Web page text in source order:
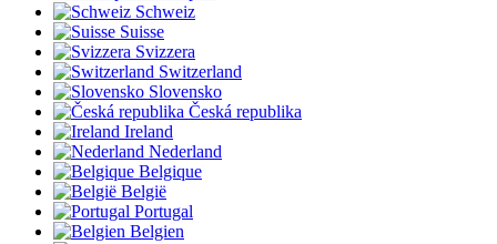
Schweiz
Suisse
Svizzera
Switzerland
Slovensko
Česká republika
Ireland
Nederland
Belgique
België
Portugal
Belgien